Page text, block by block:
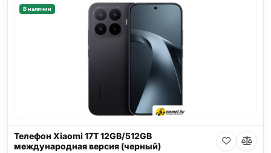
В наличии
Телефон Xiaomi 17T 12GB/512GB
международная версия (черный)